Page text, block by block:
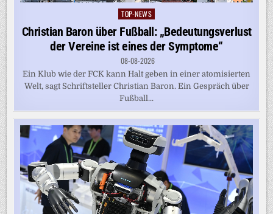
Posted
in
TOP-NEWS
Christian Baron über Fußball: „Bedeutungsverlust
der Vereine ist eines der Symptome“
08-08-2026
Ein Klub wie der FCK kann Halt geben in einer atomisierten
Welt, sagt Schriftsteller Christian Baron. Ein Gespräch über
Fußball...